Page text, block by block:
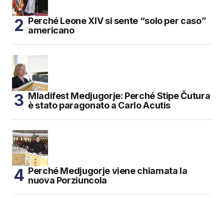
Perché Leone XIV si sente “solo per caso”
americano
Mladifest Medjugorje: Perché Stipe Čutura
è stato paragonato a Carlo Acutis
Perché Medjugorje viene chiamata la
nuova Porziuncola